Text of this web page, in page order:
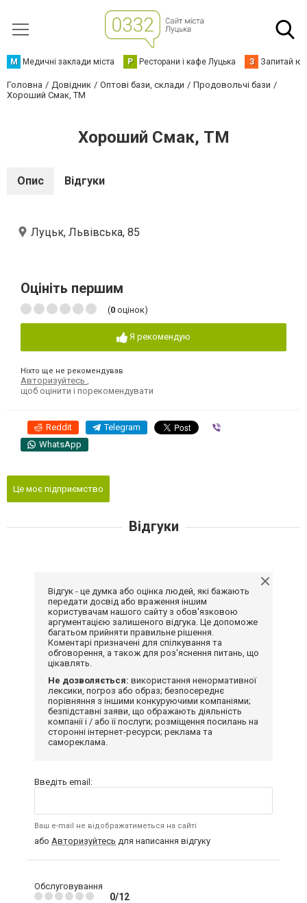
М Медичні заклади міста Р Ресторани і кафе Луцька З Запитай
Головна Довідник Оптові бази, склади
Продовольчі бази
Хороший Смак, ТМ
Хороший Смак, ТМ
Опис Відгуки
Луцьк, Львівська, 85
Оцініть першим
(0 оцінок)
Я рекомендую
Ніхто ще не рекомендував
Авторизуйтесь
щоб оцінити і порекомендувати
Reddit Telegram
WhatsApp
Це моє підприємство
Відгуки
Відгук - це думка або оцінка людей, які бажають
передати досвід або враження іншим
користувачам нашого сайту з обов'язковою
аргументацією залишеного відгука. Це допоможе
багатьом прийняти правильне рішення.
Коментарі призначені для спілкування та
обговорення, а також для роз'яснення питань, що
цікавлять.
Не дозволяється: використання ненормативної
лексики, погроз або образ; безпосереднє
порівняння з іншими конкуруючими компаніями;
безпідставні заяви, що ображають діяльність
компанії і / або її послуги; розміщення посилань на
сторонні інтернет-ресурси; реклама та
самореклама.
Введіть email:
Ваш e-mail не відображатиметься на сайті
або Авторизуйтесь для написання відгуку
Обслуговування
0/12